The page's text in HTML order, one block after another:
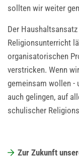
sollten wir weiter
Der
Religionsunterricht
organisatorischen
verstricken. Wenn
gemeinsam wollen -
auch gelingen, auf
schulischer
Zur Zukunft